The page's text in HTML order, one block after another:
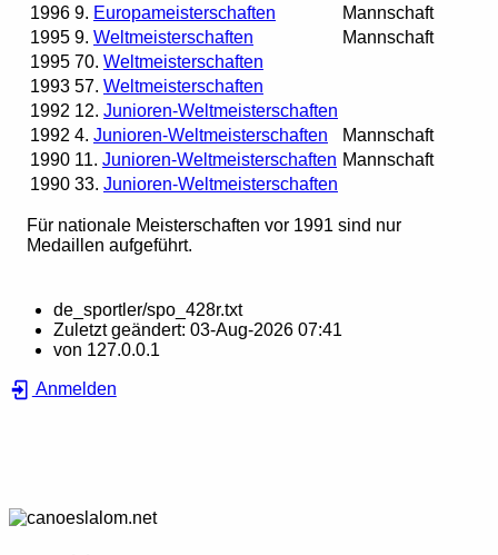
1996 9. Europameisterschaften
Mannschaft
1995 9. Weltmeisterschaften
Mannschaft
1995 70. Weltmeisterschaften
1993 57. Weltmeisterschaften
1992 12. Junioren-Weltmeisterschaften
1992 4. Junioren-Weltmeisterschaften
Mannschaft
1990 11. Junioren-Weltmeisterschaften Mannschaft
1990 33. Junioren-Weltmeisterschaften
Für nationale Meisterschaften vor 1991 sind nur
Medaillen aufgeführt.
de_sportler/spo_428r.txt
Zuletzt geändert: 03-Aug-2026 07:41
von 127.0.0.1
Anmelden